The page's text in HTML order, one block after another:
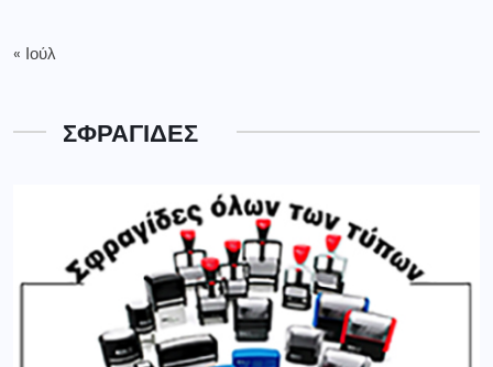
« Ιούλ
ΣΦΡΑΓΙΔΕΣ